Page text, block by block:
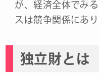
が、経済全体でみ
スは競争関係にあり
独立財とは